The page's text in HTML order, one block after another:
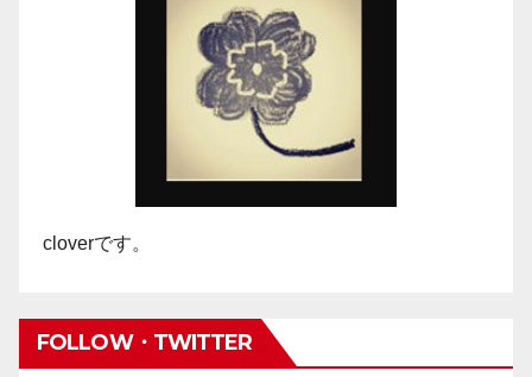
ー
シ
ョ
ン
cloverです。
FOLLOW・TWITTER